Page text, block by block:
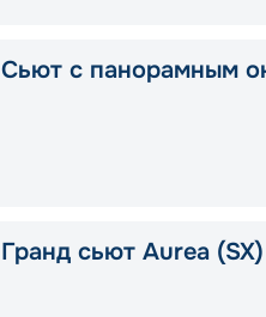
Сьют с панорамным
Гранд сьют Aurea (SX)